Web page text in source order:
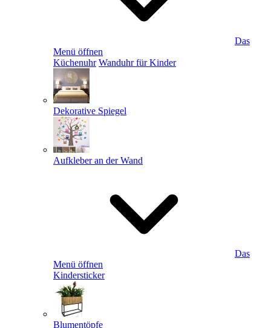
Das
Menü öffnen
Küchenuhr Wanduhr für Kinder
Dekorative Spiegel
Aufkleber an der Wand
Das
Menü öffnen
Kindersticker
Blumentöpfe